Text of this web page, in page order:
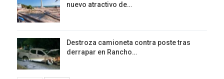
nuevo atractivo de…
Destroza camioneta contra poste tras
derrapar en Rancho…